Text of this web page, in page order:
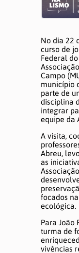
No dia 22
curso de
Federal
Campo
município
parte de
disciplina
integrar
equipe da
A visita,
Abreu,
as
focados
ecológica.
Para João
turma de
vivências